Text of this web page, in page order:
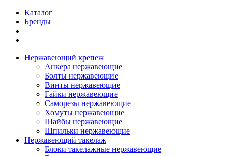
Каталог
Бренды
Нержавеющий крепеж
Анкера нержавеющие
Болты нержавеющие
Винты нержавеющие
Гайки нержавеющие
Саморезы нержавеющие
Хомуты нержавеющие
Шайбы нержавеющие
Шпильки нержавеющие
Нержавеющий такелаж
Блоки такелажные нержавеющие